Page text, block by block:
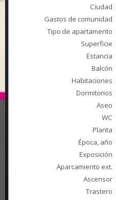
Ciudad
Gastos de comunidad
Tipo de apartamento
Superficie
Estancia
Balcón
Habitaciones
Dormitorios
Aseo
WC
Planta
Época, año
Exposición
Aparcamiento ext.
Ascensor
Trastero